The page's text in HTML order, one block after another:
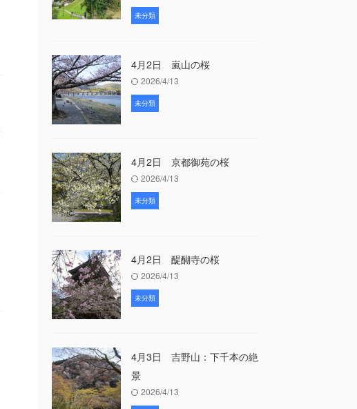
未分類
4月2日 嵐山の桜
2026/4/13
未分類
4月2日 京都御苑の桜
2026/4/13
未分類
4月2日 醍醐寺の桜
2026/4/13
未分類
4月3日 吉野山：下千本の絶
景
2026/4/13